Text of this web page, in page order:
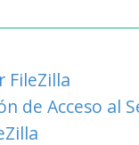
FileZilla
de Acceso al